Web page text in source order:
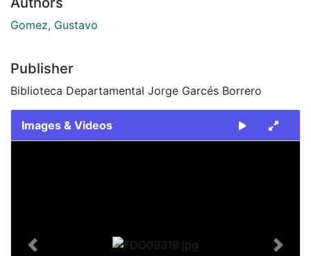
Gomez, Gustavo
Publisher
Biblioteca Departamental Jorge Garcés Borrero
Images & Videos
Previous Next